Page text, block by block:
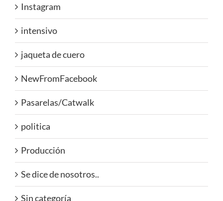
Instagram
intensivo
jaqueta de cuero
NewFromFacebook
Pasarelas/Catwalk
politica
Producción
Se dice de nosotros..
Sin categoría